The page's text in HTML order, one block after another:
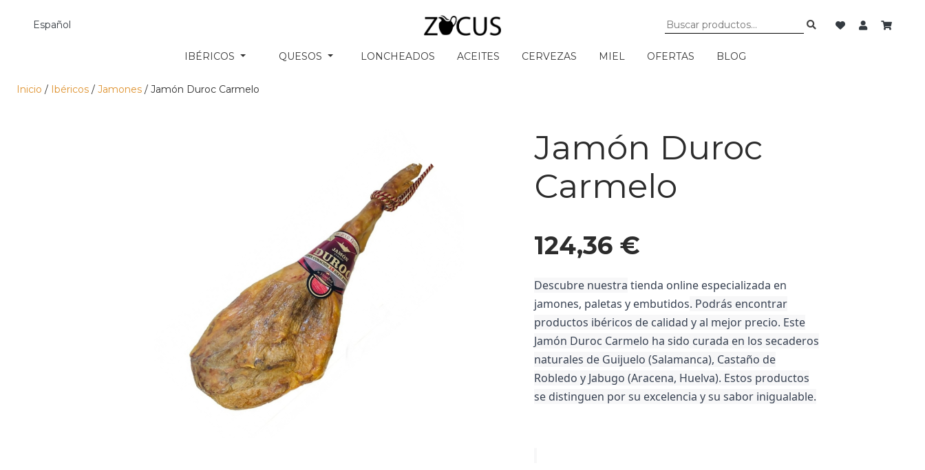
Español
IBÉRICOS QUESOS LONCHEADOS ACEITES CERVEZAS MIEL OFERTAS BLOG
Inicio / Ibéricos / Jamones / Jamón Duroc Carmelo
Jamón Duroc
Carmelo
124,36 €
Descubre nuestra tienda online especializada en
jamones, paletas y embutidos. Podrás encontrar
productos ibéricos de calidad y al mejor precio. Este
Jamón Duroc Carmelo ha sido curada en los secaderos
naturales de Guijuelo (Salamanca), Castaño de
Robledo y Jabugo (Aracena, Huelva). Estos productos
se distinguen por su excelencia y su sabor inigualable.